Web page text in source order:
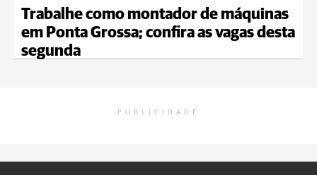
Trabalhe como montador de máquinas
em Ponta Grossa; confira as vagas desta
segunda
PUBLICIDADE